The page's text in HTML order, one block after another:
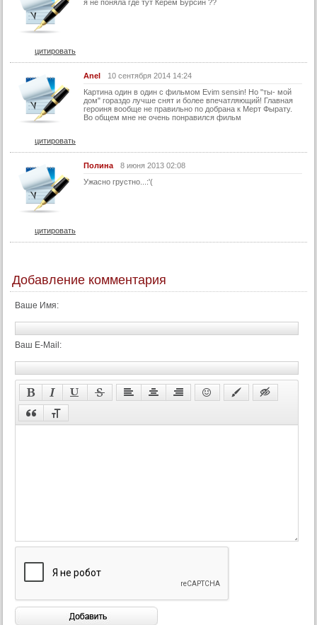
я не поняла где тут Керем Бурсин ??
цитировать
Anel
10 сентября 2014 14:24
Картина один в один с фильмом Evim sensin! Но "ты- мой
дом" гораздо лучше снят и более впечатляющий! Главная
героиня вообще не правильно по добрана к Мерт Фырату.
Во общем мне не очень понравился фильм
цитировать
Полина
8 июня 2013 02:08
Ужасно грустно...:'(
цитировать
Добавление комментария
Ваше Имя:
Ваш E-Mail: